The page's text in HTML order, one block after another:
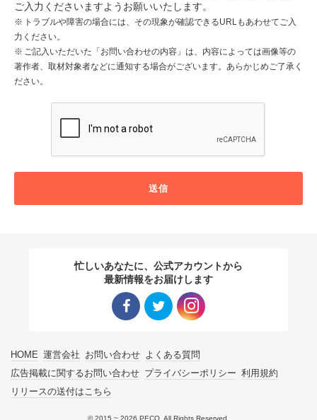
ご入力くださいますようお願いいたします。
トラブルや障害の場合には、その現象が確認できるURLもあわせてご入
力ください。
ご記入いただいた「お問い合わせの内容」は、内容によっては画像等の
著作者、取材対象者などに通知する場合がございます。あらかじめご了承く
ださい。
送信
忙しいあなたに、公式アカウントから
最新情報をお届けします
HOME 運営会社 お問い合わせ よくある質問
広告掲載に関するお問い合わせ プライバシーポリシー 利用規約
リリースの送付はこちら
© 2015 ~ 2026 PECO. All Rights Reserved.